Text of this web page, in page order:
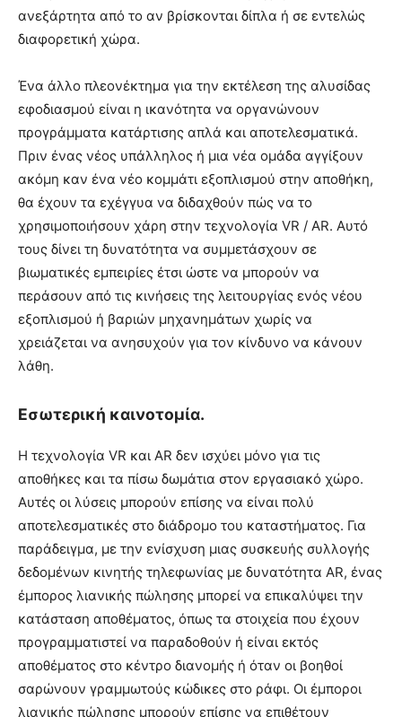
ανεξάρτητα από το αν βρίσκονται δίπλα ή σε εντελώς
διαφορετική χώρα.
Ένα άλλο πλεονέκτημα για την εκτέλεση της αλυσίδας
εφοδιασμού είναι η ικανότητα να οργανώνουν
προγράμματα κατάρτισης απλά και αποτελεσματικά.
Πριν ένας νέος υπάλληλος ή μια νέα ομάδα αγγίξουν
ακόμη καν ένα νέο κομμάτι εξοπλισμού στην αποθήκη,
θα έχουν τα εχέγγυα να διδαχθούν πώς να το
χρησιμοποιήσουν χάρη στην τεχνολογία VR / AR. Αυτό
τους δίνει τη δυνατότητα να συμμετάσχουν σε
βιωματικές εμπειρίες έτσι ώστε να μπορούν να
περάσουν από τις κινήσεις της λειτουργίας ενός νέου
εξοπλισμού ή βαριών μηχανημάτων χωρίς να
χρειάζεται να ανησυχούν για τον κίνδυνο να κάνουν
λάθη.
Εσωτερική καινοτομία.
Η τεχνολογία VR και AR δεν ισχύει μόνο για τις
αποθήκες και τα πίσω δωμάτια στον εργασιακό χώρο.
Αυτές οι λύσεις μπορούν επίσης να είναι πολύ
αποτελεσματικές στο διάδρομο του καταστήματος. Για
παράδειγμα, με την ενίσχυση μιας συσκευής συλλογής
δεδομένων κινητής τηλεφωνίας με δυνατότητα AR, ένας
έμπορος λιανικής πώλησης μπορεί να επικαλύψει την
κατάσταση αποθέματος, όπως τα στοιχεία που έχουν
προγραμματιστεί να παραδοθούν ή είναι εκτός
αποθέματος στο κέντρο διανομής ή όταν οι βοηθοί
σαρώνουν γραμμωτούς κώδικες στο ράφι. Οι έμποροι
λιανικής πώλησης μπορούν επίσης να επιθέτουν